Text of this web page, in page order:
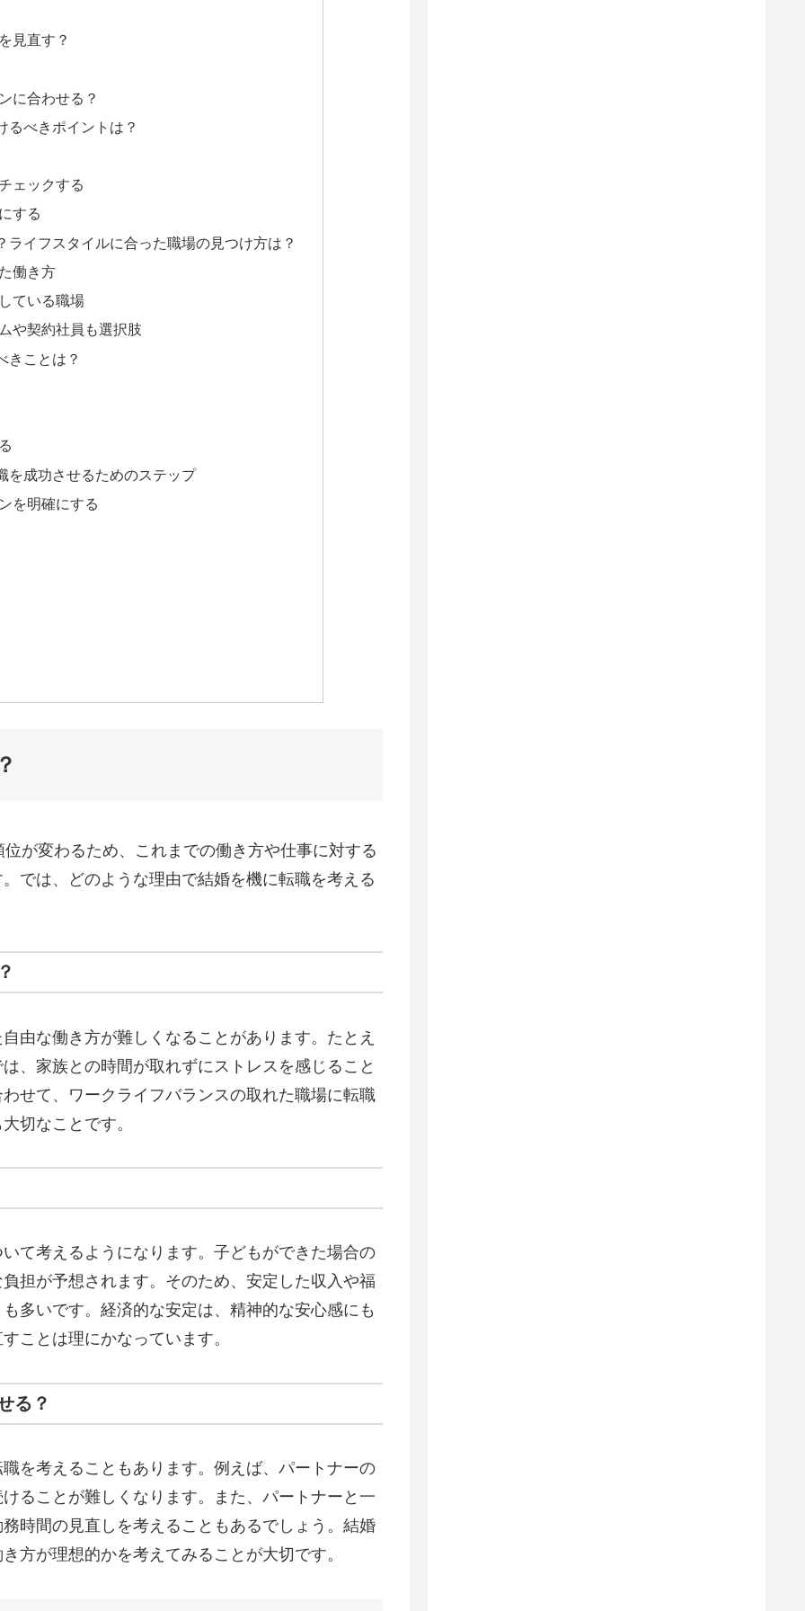
見直す？
に合わせる？
るべきポイントは？
ェックする
する
イフスタイルに合った職場の見つけ方は？
働き方
ている職場
や契約社員も選択肢
きことは？
を成功させるためのステップ
を明確にする
が変わるため、これまでの働き方や仕事に対する
では、どのような理由で結婚を機に転職を考える
由な働き方が難しくなることがあります。たとえ
、家族との時間が取れずにストレスを感じること
せて、ワークライフバランスの取れた職場に転職
切なことです。
て考えるようになります。子どもができた場合の
担が予想されます。そのため、安定した収入や福
多いです。経済的な安定は、精神的な安心感にも
ことは理にかなっています。
る？
を考えることもあります。例えば、パートナーの
ることが難しくなります。また、パートナーと一
時間の見直しを考えることもあるでしょう。結婚
方が理想的かを考えてみることが大切です。